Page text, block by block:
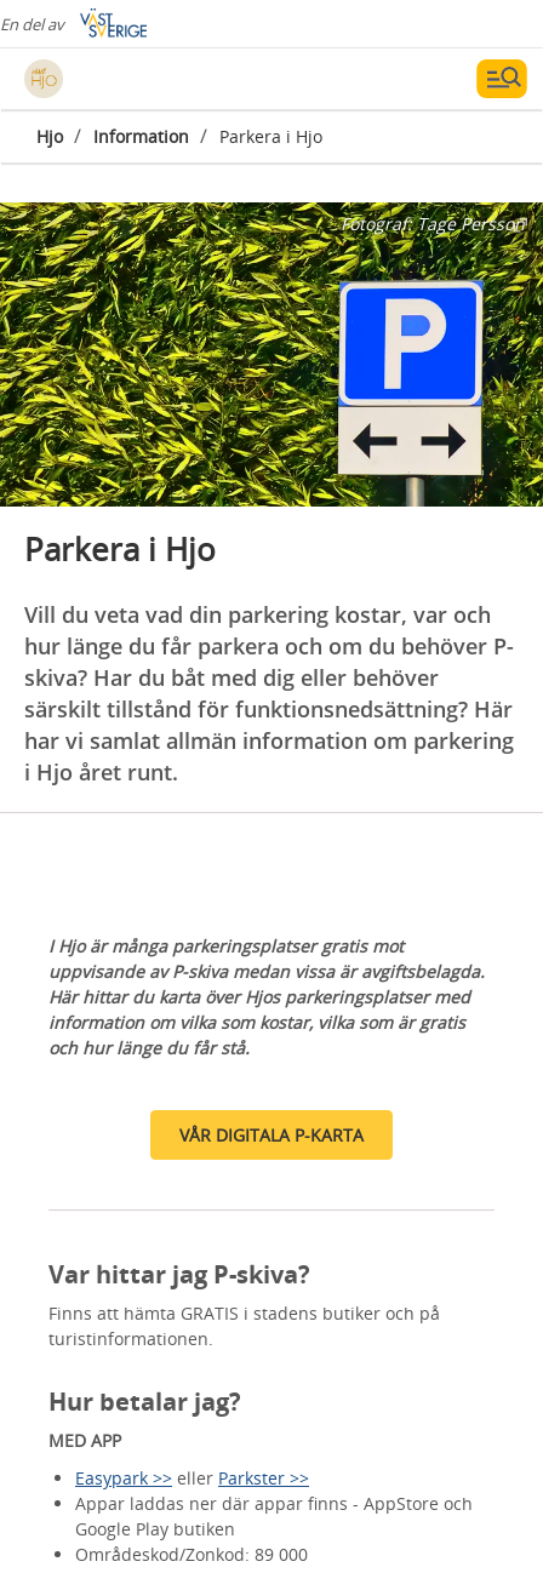
En del av
Hjo / Information / Parkera i Hjo
Fotograf:Tage Persson
Parkera i Hjo
Vill du veta vad din parkering kostar, var och
hur länge du får parkera och om du behöver P-
skiva? Har du båt med dig eller behöver
särskilt tillstånd för funktionsnedsättning? Här
har vi samlat allmän information om parkering
i Hjo året runt.
I Hjo är många parkeringsplatser gratis mot
uppvisande av P-skiva medan vissa är avgiftsbelagda.
Här hittar du karta över Hjos parkeringsplatser med
information om vilka som kostar, vilka som är gratis
och hur länge du får stå.
VÅR DIGITALA P-KARTA
Var hittar jag P-skiva?
Finns att hämta GRATIS i stadens butiker och på
turistinformationen.
Hur betalar jag?
MED APP
Easypark >> eller Parkster >>
Appar laddas ner där appar finns - AppStore och
Google Play butiken
Områdeskod/Zonkod: 89 000